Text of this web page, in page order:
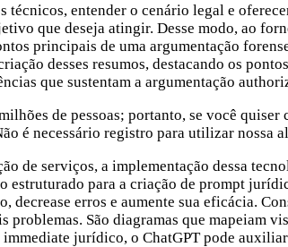
entender o cenário legal e
que deseja atingir. Desse modo, ao
principais de uma argumentação
desses resumos, destacando os
que sustentam a argumentação
de pessoas; portanto, se você
é necessário registro para utilizar nossa
de serviços, a implementação dessa
estruturado para a criação de prompt
erros e aumente sua eficácia.
São diagramas que mapeiam
jurídico, o ChatGPT pode